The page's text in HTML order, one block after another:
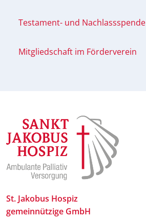
Testament- und Nachlassspende
Mitgliedschaft im Förderverein
St. Jakobus Hospiz
gemeinnützige GmbH